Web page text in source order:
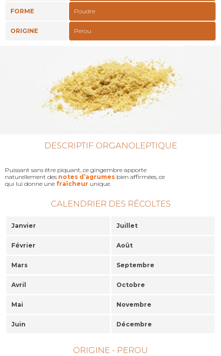
FORME Poudre
ORIGINE Perou
DESCRIPTIF ORGANOLEPTIQUE
Puissant sans être piquant, ce gingembre apporte
naturellement des notes d’agrumes bien affirmées, ce
qui lui donne une fraîcheur unique.
CALENDRIER DES RÉCOLTES
Janvier Juillet
Février Août
Mars Septembre
Avril Octobre
Mai Novembre
Juin Décembre
ORIGINE - PEROU